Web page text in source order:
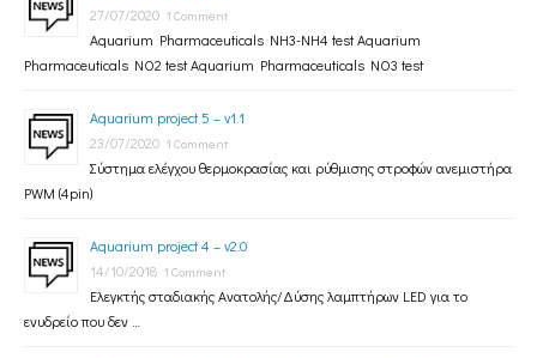
27/07/2020 1 Comment
Aquarium Pharmaceuticals NH3-NH4 test Aquarium
Pharmaceuticals NO2 test Aquarium Pharmaceuticals NO3 test
Aquarium project 5 – v1.1
23/07/2020 1 Comment
Σύστημα ελέγχου θερμοκρασίας και ρύθμισης στροφών ανεμιστήρα
PWM (4pin)
Aquarium project 4 – v2.0
14/10/2018 1 Comment
Ελεγκτής σταδιακής Ανατολής/Δύσης λαμπτήρων LED για το
ενυδρείο που δεν …